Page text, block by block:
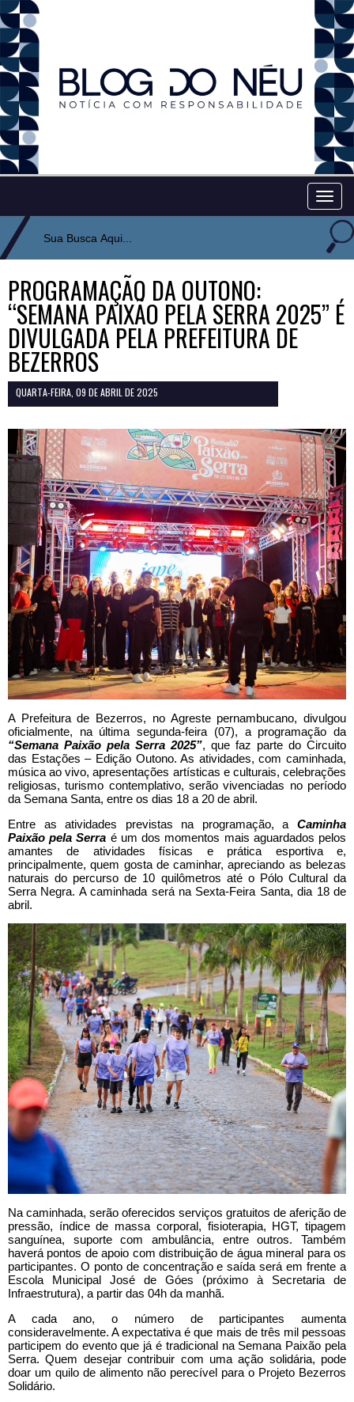
PROGRAMAÇÃO DA OUTONO:
“SEMANA PAIXÃO PELA SERRA 2025” É
DIVULGADA PELA PREFEITURA DE
BEZERROS
QUARTA-FEIRA, 09 DE ABRIL DE 2025
A Prefeitura de Bezerros, no Agreste pernambucano, divulgou
oficialmente, na última segunda-feira (07), a programação da
“Semana Paixão pela Serra 2025”, que faz parte do Circuito
das Estações – Edição Outono. As atividades, com caminhada,
música ao vivo, apresentações artísticas e culturais, celebrações
religiosas,turismo contemplativo, serão vivenciadas no período
da Semana Santa, entre os dias 18 a 20 de abril.
Entre as atividades previstas na programação, a Caminha
Paixão pela Serra é um dos momentos mais aguardados pelos
amantes de atividades físicas e prática esportiva e,
principalmente, quem gosta de caminhar, apreciando as belezas
naturais do percurso de 10 quilômetros até o Pólo Cultural da
Serra Negra. A caminhada será na Sexta-Feira Santa, dia 18 de
abril.
Na caminhada, serão oferecidos serviços gratuitos de aferição de
pressão, índice de massa corporal, fisioterapia, HGT, tipagem
sanguínea, suporte com ambulância, entre outros. Também
haverá pontos de apoio com distribuição de água mineral para os
participantes. O ponto de concentração e saída será em frente a
Escola Municipal José de Góes (próximo à Secretaria de
Infraestrutura), a partir das 04h da manhã.
A cada ano, o número de participantes aumenta
consideravelmente. A expectativa é que mais de três mil pessoas
participem do evento que já é tradicional na Semana Paixão pela
Serra. Quem desejar contribuir com uma ação solidária, pode
doar um quilo de alimento não perecível para o Projeto Bezerros
Solidário.